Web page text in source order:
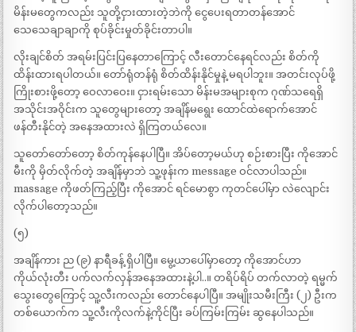
မိန်းမတွေကလည်း သူတို့ငှားထားတဲ့ဘဲကို ငွေပေးရတာတန်အောင်
သေသေချာချာကို စုပ်ခိုင်းမှုတ်ခိုင်းတာပါ။
လိုးချင်စိတ် အရမ်းပြင်းပြနေတာကြောင့် လီးတောင်နေရင်လည်း စိတ်ကို
ထိန်းထားရပါတယ်။ တော်ရုံတန်ရုံ စိတ်ထိန်းနိုင်မှုနဲ့ မရပါဘူး။ အတင်းလုပ်ဖို့
ကြိုးစားဖို့တော့ ဝေလာဝေး။ ငှားရမ်းသော မိန်းမအများစုက ဂုဏ်သရေရှိ
အသိုင်းအဝိုင်းက သူတွေများတော့ အချိန်မရွေး ထောင်ထဲရောက်အောင်
ဖန်တီးနိုင်တဲ့ အနေအထားလဲ ရှိကြတယ်လေ။
သူတော်တော်တော့ စိတ်ကုန်နေပါပြီ။ အိပ်တော့မယ်ဟု စဉ်းစားပြီး ကိုအောင်
မီးကို မှိတ်လိုက်တဲ့ အချိန်မှာဘဲ သူ့ဖုန်းက message ဝင်လာပါသည်။
massage ကိုဖတ်ကြည့်ပြီး ကိုအောင် ရင်မောစွာ ကုတင်ပေါ်မှာ လဲလျောင်း
လိုက်ပါတော့သည်။
(၅)
အချိန်ကား ည (၉) နာရီခန့် ရှိပါပြီ။ မွေ့ယာပေါ်မှာတော့ ကိုအောင်ဟာ
ကိုယ်လုံးတီး ပက်လက်လှန်အနေအထားနဲ့ပါ..။ တရိပ်ရိပ် တက်လာတဲ့ ရမ္မက်
သွေးတွေကြောင့် သူ့လီးကလည်း တောင်နေပါပြီ။ အမျိုးသမီးကြီး (၂) ဦးက
တစ်ယောက်က သူ့လီးကိုလက်နဲ့ကိုင်ပြီး ခပ်ကြမ်းကြမ်း ဆွနေပါသည်။